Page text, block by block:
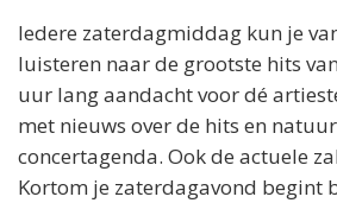
Iedere zaterdagmiddag kun je
luisteren naar de grootste hits
uur lang aandacht voor dé
met nieuws over de hits en
concertagenda. Ook de actuele
Kortom je zaterdagavond begint